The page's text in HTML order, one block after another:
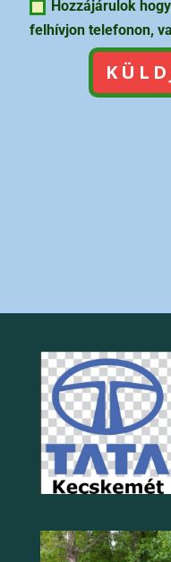
Hozzájárulok
felhívjon telefonon,